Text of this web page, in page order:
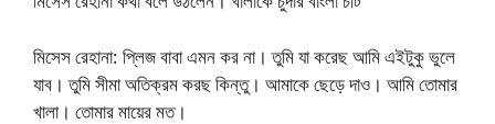
মিসেস রেহানা: প্লিজ বাবা এমন কর না। তুমি যা করেছ আমি এইটুকু ভুলে
যাব। তুমি সীমা অতিক্রম করছ কিন্তু। আমাকে ছেড়ে দাও। আমি তোমার
খালা। তোমার মায়ের মত।